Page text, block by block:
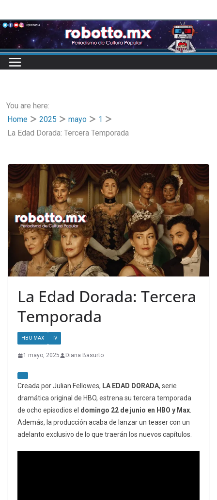
to
content
You are here:
Home
2025 mayo
1
La Edad Dorada: Tercera Temporada
La Edad Dorada: Tercera
Temporada
HBO MAX TV
1 mayo, 2025 Diana Basurto
Creada por Julian Fellowes, LA EDAD DORADA, serie
dramática original de HBO, estrena su tercera temporada
de ocho episodios el domingo 22 de junio en HBO y Max
Además, la producción acaba de lanzar un teaser con un
adelanto exclusivo de lo que traerán los nuevos capítulos.